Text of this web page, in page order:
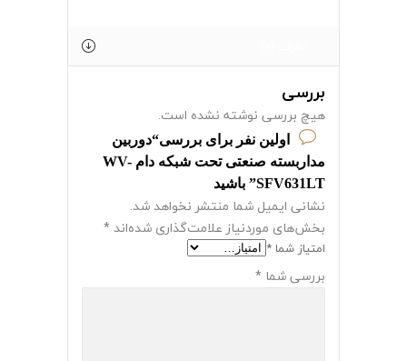
بررسی
هیچ بررسی نوشته نشده است.
اولین نفر برای بررسی“دوربین
مداربسته صنعتی تحت شبکه دام WV-
SFV631LT” باشید
نشانی ایمیل شما منتشر نخواهد شد.
بخش‌های موردنیاز علامت‌گذاری شده‌اند*
امتیاز شما *
بررسی شما *